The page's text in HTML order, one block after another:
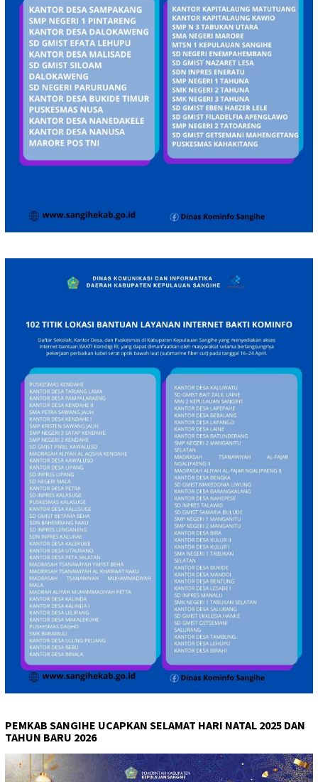
PEMKAB SANGIHE UCAPKAN SELAMAT HARI NATAL 2025 DAN
TAHUN BARU 2026